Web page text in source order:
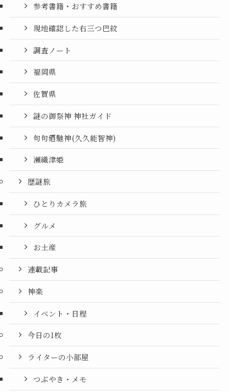
参考書籍・おすすめ書籍
現地確認した右三つ巴紋
調査ノート
福岡県
佐賀県
謎の御祭神 神社ガイド
句句廼馳神(久久能智神)
瀬織津姫
歴謎旅
ひとりカメラ旅
グルメ
お土産
連載記事
神楽
イベント・日程
今日の1枚
ライターの小部屋
つぶやき・メモ